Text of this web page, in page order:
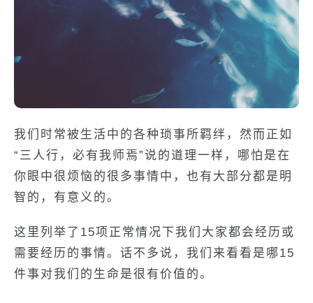
我们时常被生活中的各种琐事所羁绊，然而正如
“三人行，必有我师焉”说的道理一样，哪怕是在
你眼中很烦恼的很多事情中，也有大部分都是明
智的，有意义的。
这里列举了15项正常情况下我们大家都会经历或
需要经历的事情。话不多说，我们来看看是哪15
件事对我们的生命是很有价值的。